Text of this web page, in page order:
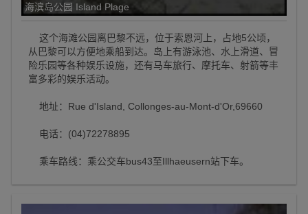
海滨岛公园 Island Plage
这个海滩公园离巴黎不远，位于索恩河上，占地5公顷，
从巴黎可以方便地乘船到达。岛上有游泳池、水上滑道、冒
险乐园等各种娱乐设施，还有马车旅行、摩托车、射箭等丰
富多彩的娱乐活动。
地址：Rue d'Island, Collonges-au-Mont-d'Or,69660
电话：(04)72278895
乘车路线：乘公交车bus43至Illhaeusern站下车。